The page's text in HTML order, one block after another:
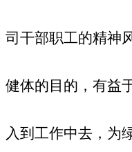
司干部职工的精神
健体的目的，有益
入到工作中去，为